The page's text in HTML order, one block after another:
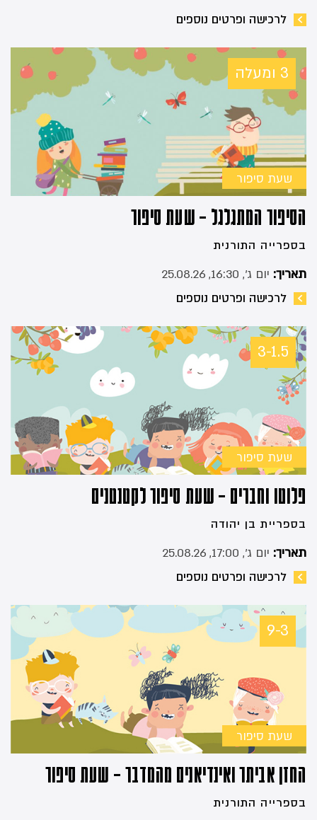
לרכישה ופרטים נוספים
3 ומעלה
שעת סיפור
הסיפור המתגלגל – שעת סיפור
בספרייה התורנית
תאריך: יום ג׳, 16:30, 25.08.26
לרכישה ופרטים נוספים
3-1.5
שעת סיפור
פלוטו וחברים – שעת סיפור לקטנטנים
בספריית בן יהודה
תאריך: יום ג׳, 17:00, 25.08.26
לרכישה ופרטים נוספים
9-3
שעת סיפור
החזן אביתר ואינדיאנים מהמדבר – שעת סיפור
בספרייה התורנית